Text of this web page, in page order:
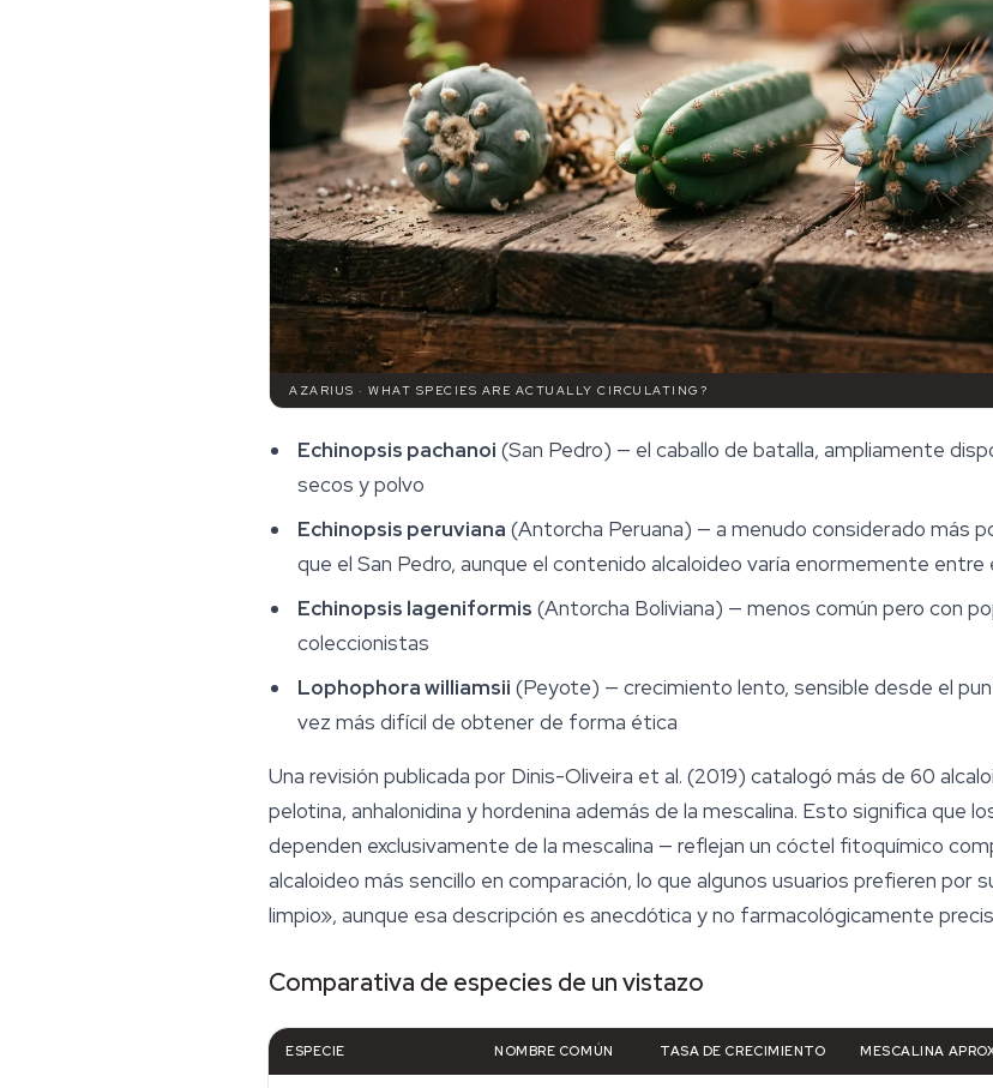
AZARIUS · WHAT SPECIES ARE ACTUALLY CIRCULATING?
Echinopsis pachanoi (San Pedro) — el caballo de batalla, ampliamente
secos y polvo
Echinopsis peruviana (Antorcha Peruana) — a menudo considerado más
que el San Pedro, aunque el contenido alcaloideo varía enormemente
Echinopsis lageniformis (Antorcha Boliviana) — menos común pero con
coleccionistas
Lophophora williamsii (Peyote) — crecimiento lento, sensible desde el
vez más difícil de obtener de forma ética
Una revisión publicada por Dinis-Oliveira et al. (2019) catalogó más de 60
pelotina, anhalonidina y hordenina además de la mescalina. Esto significa
dependen exclusivamente de la mescalina — reflejan un cóctel fitoquímico
alcaloideo más sencillo en comparación, lo que algunos usuarios prefieren por
limpio», aunque esa descripción es anecdótica y no farmacológicamente
Comparativa de especies de un vistazo
ESPECIE NOMBRE COMÚN TASA DE CRECIMIENTO MESCALINA